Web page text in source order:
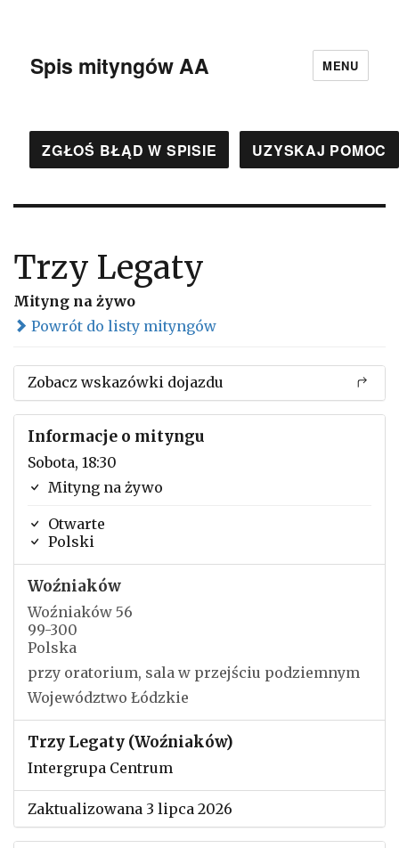
Spis mityngów AA MENU
ZGŁOŚ BŁĄD W SPISIE UZYSKAJ POMOC
Trzy Legaty
Mityng na żywo
Powrót do listy mityngów
Zobacz wskazówki dojazdu
Informacje o mityngu
Sobota, 18:30
Mityng na żywo
Otwarte
Polski
Woźniaków
Woźniaków 56
99-300
Polska
przy oratorium, sala w przejściu podziemnym
Województwo Łódzkie
Trzy Legaty (Woźniaków)
Intergrupa Centrum
Zaktualizowana 3 lipca 2026